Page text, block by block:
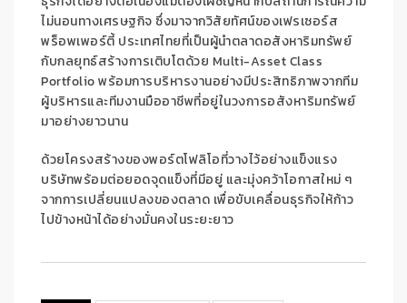
ไม่นอนทางเศรษฐกิจ ซึ่งมาจากวิสัยทัศน์ของเฟรเซอร์ส
พร็อพเพอร์ตี้ ประเทศไทยที่เป็นผู้นำตลาดอสังหาริมทรัพย์
กับกลยุทธ์สร้างการเติบโตด้วย Multi-Asset Class
Portfolioพร้อมการบริหารงานอย่างมีประสิทธิภาพจากทีม
ผู้บริหารและทีมงานมืออาชีพที่อยู่ในวงการอสังหาริมทรัพย์
มาอย่างยาวนาน
ด้วยโครงสร้างของพอร์ตโฟลิโอที่วางไว้อย่างแข็งแรง
บริษัทพร้อมต่อยอดจุดแข็งที่มีอยู่ และมุ่งคว้าโอกาสใหม่ ๆ
จากการเปลี่ยนแปลงของตลาด เพื่อขับเคลื่อนธุรกิจให้ก้าว
ไปข้างหน้าได้อย่างมั่นคงในระยะยาว